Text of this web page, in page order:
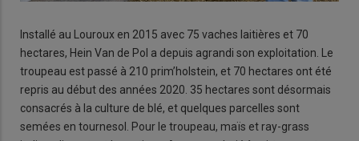
Installé au Louroux en 2015 avec 75 vaches laitières et 70
hectares, Hein Van de Pol a depuis agrandi son exploitation. Le
troupeau est passé à 210 prim’holstein, et 70 hectares ont été
repris au début des années 2020. 35 hectares sont désormais
consacrés à la culture de blé, et quelques parcelles sont
semées en tournesol. Pour le troupeau, maïs et ray-grass